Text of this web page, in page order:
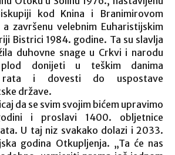
kod Knina i Branimirovom
završenu velebnim Euharistijskim
Bistrici 1984. godine. Ta su slavlja
duhovne snage u Crkvi i narodu
donijeti u teškim danima
rata i dovesti do uspostave
države.
da se svim svojim bićem upravimo
i proslavi 1400. obljetnice
U taj niz svakako dolazi i 2033.
godina Otkupljenja. „Ta će nas